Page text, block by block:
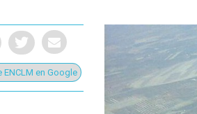
Presiona Intro para buscar o ESC para cerrar
en Google